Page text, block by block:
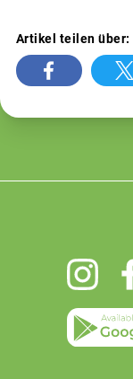
Artikel teilen über: